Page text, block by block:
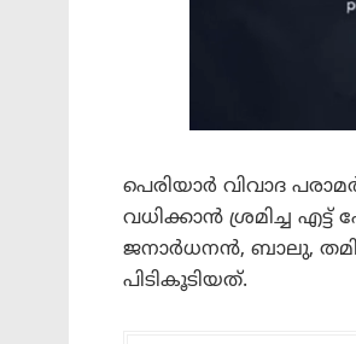
പെരിയാർ വിവാദ
വധിക്കാന്‍ ശ്രമിച്ച
ജനാര്‍ധനന്‍, ബാലു,
പിടികൂടിയത്.